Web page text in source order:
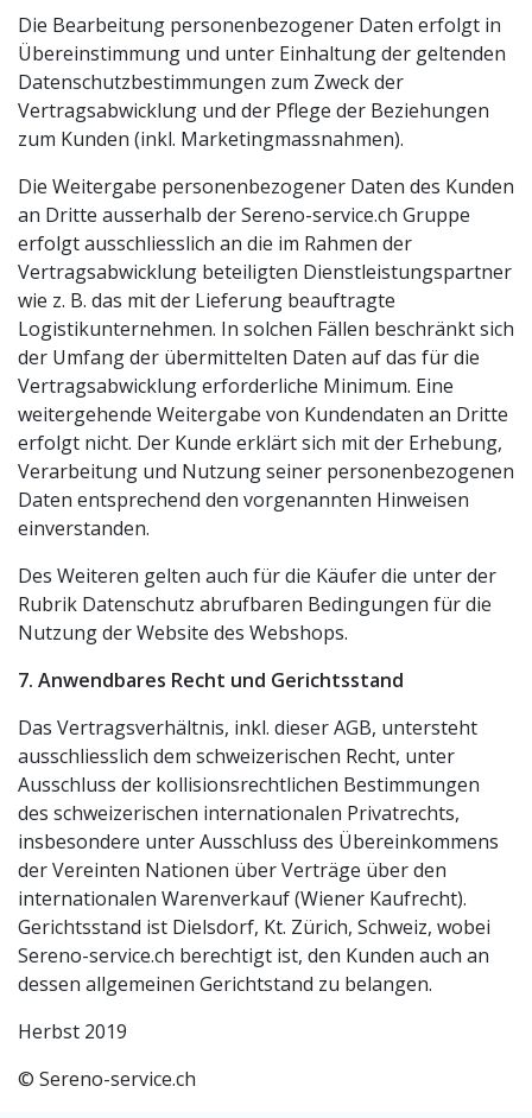
Die Bearbeitung personenbezogener Daten erfolgt in
Übereinstimmung und unter Einhaltung der geltenden
Datenschutzbestimmungen zum Zweck der
Vertragsabwicklung und der Pflege der Beziehungen
zum Kunden (inkl. Marketingmassnahmen).
Die Weitergabe personenbezogener Daten des Kunden
an Dritte ausserhalb der Sereno-service.ch Gruppe
erfolgt ausschliesslich an die im Rahmen der
Vertragsabwicklung beteiligten Dienstleistungspartner
wie z. B. das mit der Lieferung beauftragte
Logistikunternehmen. In solchen Fällen beschränkt sich
der Umfang der übermittelten Daten auf das für die
Vertragsabwicklung erforderliche Minimum. Eine
weitergehende Weitergabe von Kundendaten an Dritte
erfolgt nicht. Der Kunde erklärt sich mit der Erhebung,
Verarbeitung und Nutzung seiner personenbezogenen
Daten entsprechend den vorgenannten Hinweisen
einverstanden.
Des Weiteren gelten auch für die Käufer die unter der
Rubrik Datenschutz abrufbaren Bedingungen für die
Nutzung der Website des Webshops.
7. Anwendbares Recht und Gerichtsstand
Das Vertragsverhältnis, inkl. dieser AGB, untersteht
ausschliesslich dem schweizerischen Recht, unter
Ausschluss der kollisionsrechtlichen Bestimmungen
des schweizerischen internationalen Privatrechts,
insbesondere unter Ausschluss des Übereinkommens
der Vereinten Nationen über Verträge über den
internationalen Warenverkauf (Wiener Kaufrecht).
Gerichtsstand ist Dielsdorf, Kt. Zürich, Schweiz, wobei
Sereno-service.ch berechtigt ist, den Kunden auch an
dessen allgemeinen Gerichtstand zu belangen.
Herbst 2019
© Sereno-service.ch